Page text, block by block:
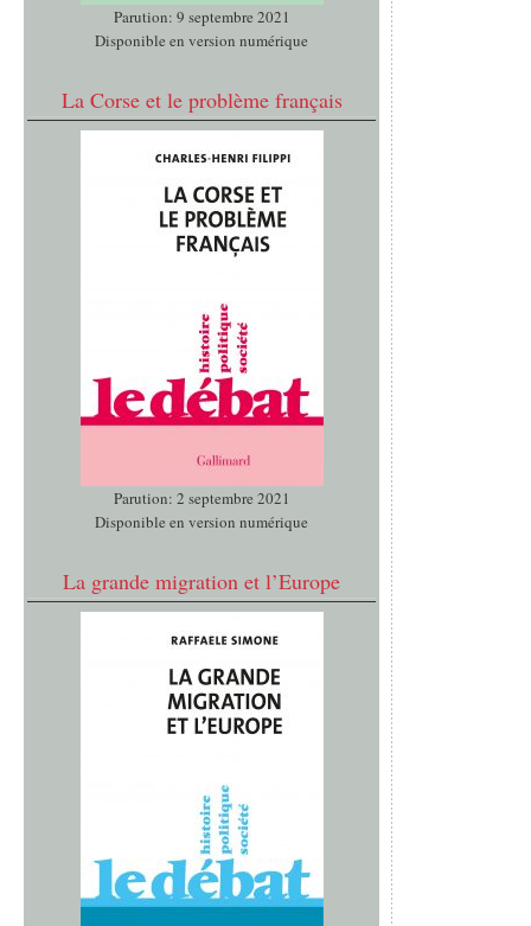
Parution: 9 septembre 2021
Disponible en version numérique
La Corse et le problème français
Parution: 2 septembre 2021
Disponible en version numérique
La grande migration et l’Europe